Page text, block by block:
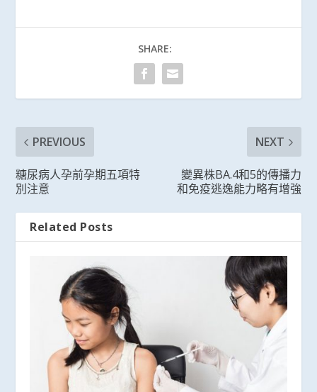
SHARE:
PREVIOUS
糖尿病人孕前孕期五項特
別注意
NEXT
變異株BA.4和5的傳播力
和免疫逃逸能力略有增強
Related Posts